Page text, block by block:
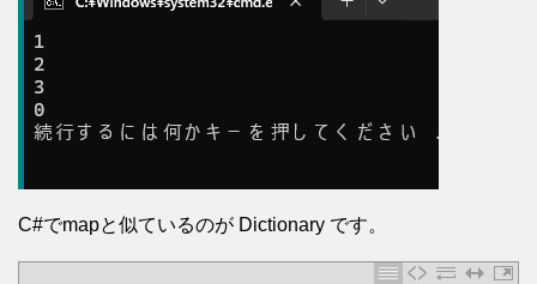
C#でmapと似ているのが Dictionary です。